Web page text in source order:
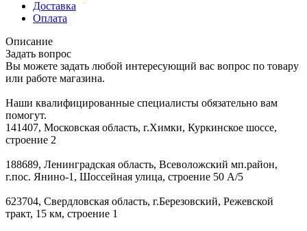
Доставка
Оплата
Описание
Задать вопрос
Вы можете задать любой интересующий вас вопрос по товару
или работе магазина.
Наши квалифицированные специалисты обязательно вам
помогут.
141407, Московская область, г.Химки, Куркинское шоссе,
строение 2
188689, Ленинградская область, Всеволожский мп.район,
г.пос. Янино-1, Шоссейная улица, строение 50 А/5
623704, Свердловская область, г.Березовский, Режевской
тракт, 15 км, строение 1